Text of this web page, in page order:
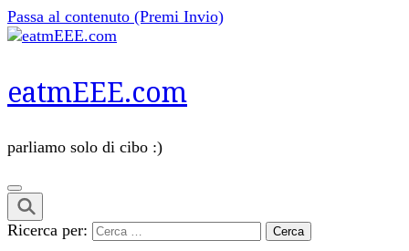
Passa al contenuto (Premi Invio)
eatmEEE.com
parliamo solo di cibo :)
Ricerca per: